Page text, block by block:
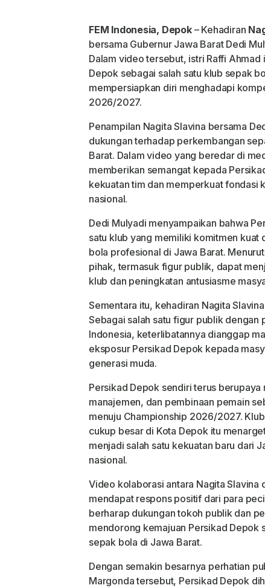
FEM Indonesia, Depok– Kehadiran
bersama Gubernur Jawa Barat Dedi
Dalam video tersebut, istri Raffi
Depok sebagai salah satu klub sepak
mempersiapkan diri menghadapi
2026/2027.
Penampilan Nagita Slavina bersama
dukungan terhadap perkembangan
Barat. Dalam video yang beredar di
memberikan semangat kepada
kekuatan tim dan memperkuat fondasi
nasional.
Dedi Mulyadi menyampaikan bahwa
satu klub yang memiliki komitmen kuat
bola profesional di Jawa Barat.
pihak, termasuk figur publik, dapat
klub dan peningkatan antusiasme
Sementara itu, kehadiran Nagita
Sebagai salah satu figur publik dengan
Indonesia, keterlibatannya dianggap
eksposur Persikad Depok kepada
generasi muda.
Persikad Depok sendiri terus berupaya
manajemen, dan pembinaan pemain
menuju Championship 2026/2027.
cukup besar di Kota Depok itu
menjadi salah satu kekuatan baru dari
nasional.
Video kolaborasi antara Nagita Slavina
mendapat respons positif dari para
berharap dukungan tokoh publik dan
mendorong kemajuan Persikad Depok
sepak bola di Jawa Barat.
Dengan semakin besarnya perhatian
Margonda tersebut, Persikad Depok